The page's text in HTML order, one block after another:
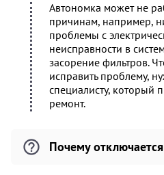
Автономка может не
причинам, например,
проблемы с
неисправности в
засорение фильтров.
исправить проблему,
специалисту, который
ремонт.
Почему